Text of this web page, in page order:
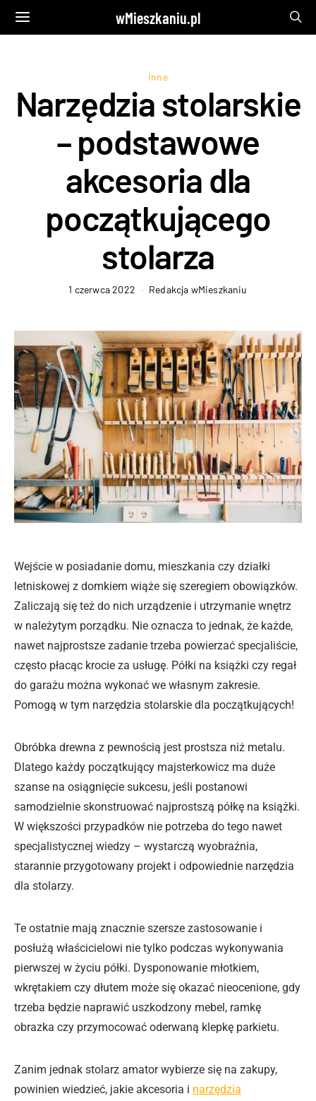
wMieszkaniu.pl
Inne
Narzędzia stolarskie
– podstawowe
akcesoria dla
początkującego
stolarza
1 czerwca 2022 Redakcja wMieszkaniu
Wejście w posiadanie domu, mieszkania czy działki
letniskowej z domkiem wiąże się szeregiem obowiązków.
Zaliczają się też do nich urządzenie i utrzymanie wnętrz
w należytym porządku. Nie oznacza to jednak, że każde,
nawet najprostsze zadanie trzeba powierzać specjaliście,
często płacąc krocie za usługę. Półki na książki czy regał
do garażu można wykonać we własnym zakresie.
Pomogą w tym narzędzia stolarskie dla początkujących!
Obróbka drewna z pewnością jest prostsza niż metalu.
Dlatego każdy początkujący majsterkowicz ma duże
szanse na osiągnięcie sukcesu, jeśli postanowi
samodzielnie skonstruować najprostszą półkę na książki.
W większości przypadków nie potrzeba do tego nawet
specjalistycznej wiedzy – wystarczą wyobraźnia,
starannie przygotowany projekt i odpowiednie narzędzia
dla stolarzy.
Te ostatnie mają znacznie szersze zastosowanie i
posłużą właścicielowi nie tylko podczas wykonywania
pierwszej w życiu półki. Dysponowanie młotkiem,
wkrętakiem czy dłutem może się okazać nieocenione, gdy
trzeba będzie naprawić uszkodzony mebel, ramkę
obrazka czy przymocować oderwaną klepkę parkietu.
Zanim jednak stolarz amator wybierze się na zakupy,
powinien wiedzieć, jakie akcesoria i narzędzia